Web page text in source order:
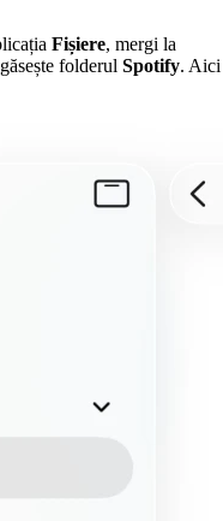
Fișiere, mergi la
folderul Spotify. Aici